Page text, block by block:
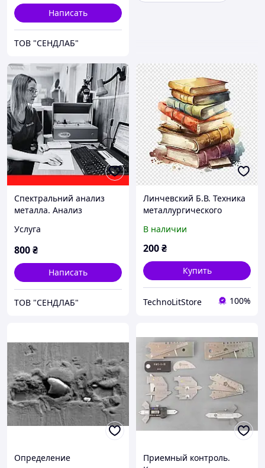
Написать
ТОВ "СЕНДЛАБ"
Спектральний анализ
металла. Анализ
состав чугуна. Анализ
цветных металлов.
Услуга
800₴
Написать
ТОВ "СЕНДЛАБ"
Линчевский Б.В. Техника
металлургического
пособие для вузов.
В наличии
200₴
Купить
TechnoLitStore 100%
Определение
Приемный контроль.